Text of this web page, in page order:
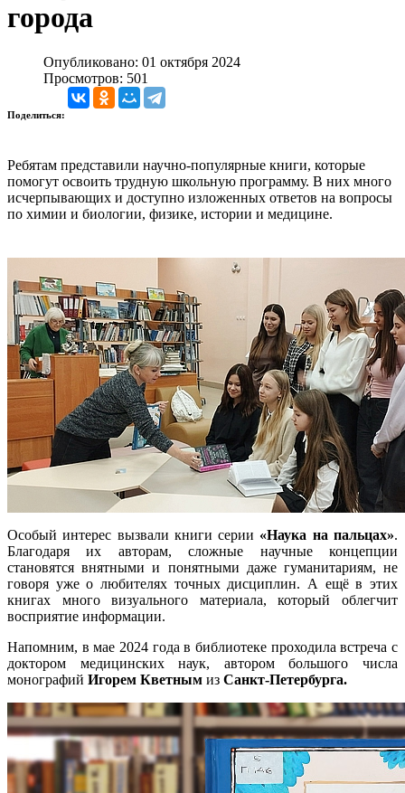
города
Опубликовано: 01 октября 2024
Просмотров: 501
Поделиться:
Ребятам представили научно-популярные книги, которые
помогут освоить трудную школьную программу. В них много
исчерпывающих и доступно изложенных ответов на вопросы
по химии и биологии, физике, истории и медицине.
Особый интерес вызвали книги серии «Наука на пальцах».
Благодаря их авторам, сложные научные концепции
становятся внятными и понятными даже гуманитариям, не
говоря уже о любителях точных дисциплин. А ещё в этих
книгах много визуального материала, который облегчит
восприятие информации.
Напомним, в мае 2024 года в библиотеке проходила встреча с
доктором медицинских наук, автором большого числа
монографий Игорем Кветным из Санкт-Петербурга.